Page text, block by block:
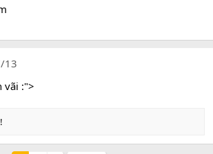
13
vãi :">